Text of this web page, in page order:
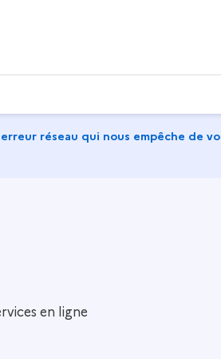
réseau qui nous empêche de
en ligne